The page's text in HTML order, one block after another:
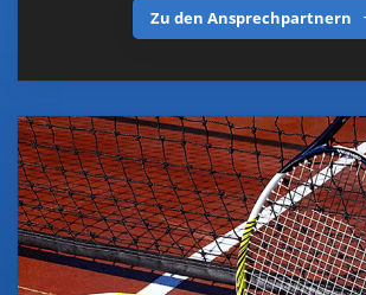
Zu den Ansprechpartnern